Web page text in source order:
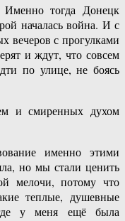
Именно тогда Донецк
началась война. И с
вечеров с прогулками
и ждут, что совсем
по улице, не боясь
и смиренных духом
именно этими
но мы стали ценить
мелочи, потому что
теплые, душевные
у меня ещё была